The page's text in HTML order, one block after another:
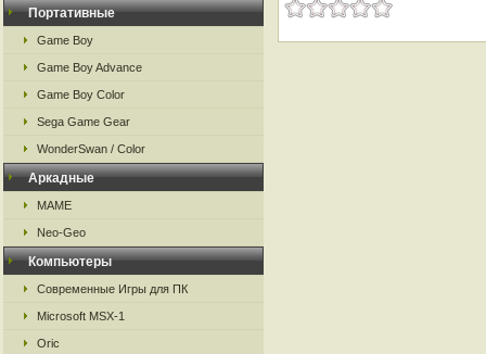
Портативные
Game Boy
Game Boy Advance
Game Boy Color
Sega Game Gear
WonderSwan / Color
Аркадные
MAME
Neo-Geo
Компьютеры
Современные Игры для ПК
Microsoft MSX-1
Oric